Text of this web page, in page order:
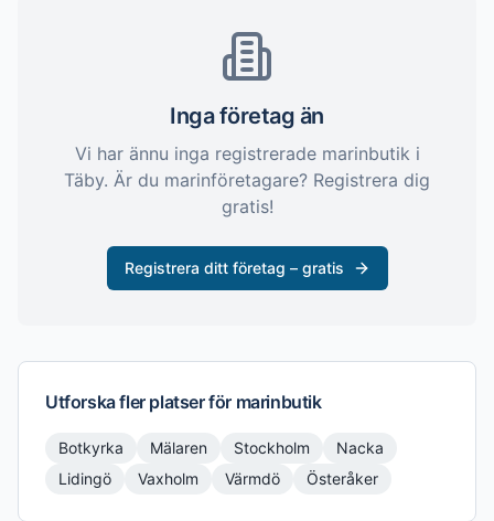
Inga företag än
Vi har ännu inga registrerade marinbutik i
Täby. Är du marinföretagare? Registrera dig
gratis!
Registrera ditt företag – gratis
Utforska fler platser för marinbutik
Botkyrka Mälaren Stockholm
Nacka
Lidingö
Vaxholm Värmdö Österåker